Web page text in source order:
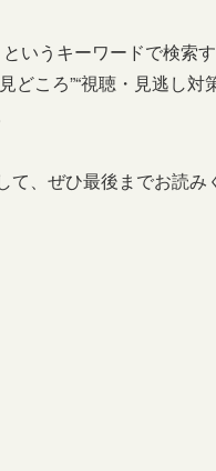
いうキーワードで検索
どころ”“視聴・見逃し
、ぜひ最後までお読み